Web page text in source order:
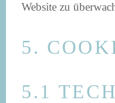
Website zu
5.
5.1